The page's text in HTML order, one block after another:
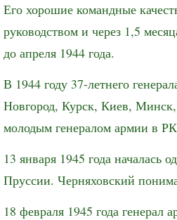
Его хорошие командные
руководством и через 1,5
до апреля 1944 года.
В 1944 году 37-летнего
Новгород, Курск, Киев,
молодым генералом армии в
13 января 1945 года
Пруссии. Черняховский
18 февраля 1945 года